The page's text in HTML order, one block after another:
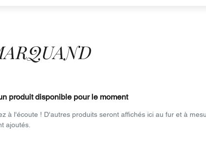
produit disponible pour le moment
à l'écoute ! D'autres produits seront affichés ici au fur et à
ajoutés.